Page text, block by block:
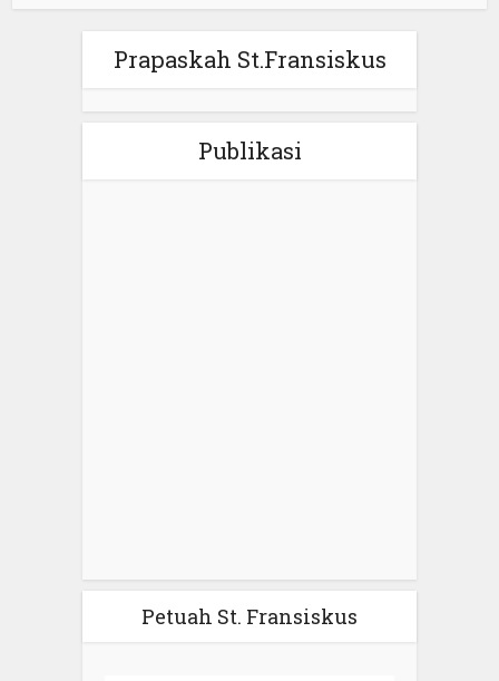
Prapaskah St.Fransiskus
Publikasi
Petuah St. Fransiskus